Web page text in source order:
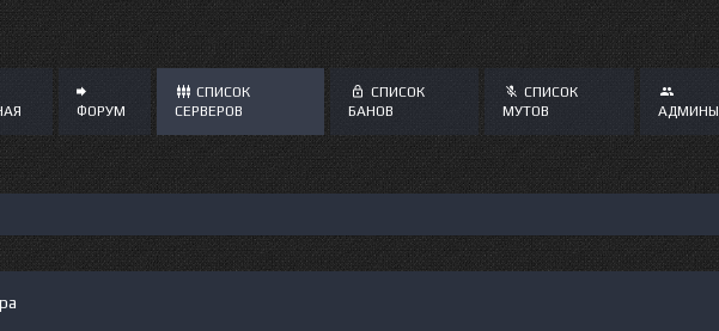
ФОРУМ
СПИСОК
СЕРВЕРОВ
СПИСОК
БАНОВ
СПИСОК
МУТОВ
АДМИНЫ